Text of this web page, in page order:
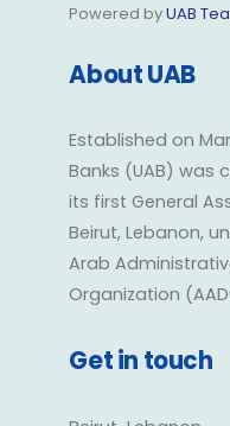
Powered byUAB
About UAB
Established on
Banks (UAB) was
its first General
Beirut, Lebanon,
Arab
Organization
Get in touch